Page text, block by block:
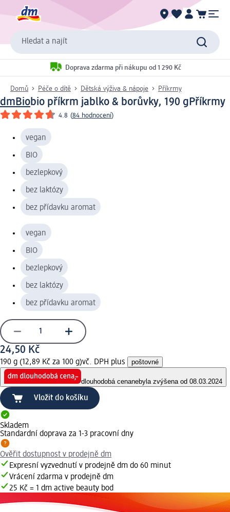
Hledat a najít
Doprava zdarma při nákupu od 1 290 Kč
Domů Péče o dítě Dětská výživa & nápoje Příkrmy
dmBiobio příkrm jablko & borůvky, 190 gPříkrmy
4.8 (84 hodnocení)
vegan
BIO
bezlepkový
bez laktózy
bez přídavku aromat
vegan
BIO
bezlepkový
bez laktózy
bez přídavku aromat
24,50 Kč
190 g (12,89 Kč za 100 g)vč. DPH plus poštovné
dlouhodobá cenanebyla zvýšena od 08.03.2024
Vložit do košíku
Skladem
Standardní doprava za 1-3 pracovní dny
Ověřit dostupnost v prodejně dm
Expresní vyzvednutí v prodejně dm do 60 minut
Vrácení zdarma v prodejně dm
25 Kč = 1 dm active beauty bod